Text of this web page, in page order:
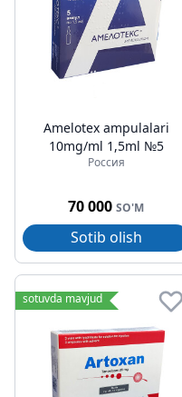
Amelotex ampulalari
10mg/ml 1,5ml №5
Россия
70 000 SO'M
Sotib olish
sotuvda mavjud